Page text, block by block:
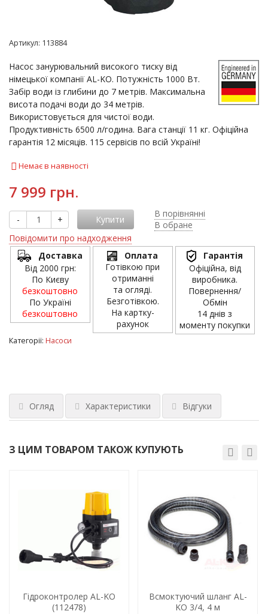
Артикул: 113884
Насос занурювальний високого тиску від
німецької компанії AL-KO. Потужність 1000 Вт.
Забір води із глибини до 7 метрів. Максимальна
висота подачі води до 34 метрів.
Використовується для чистої води.
Продуктивність 6500 л/година. Вага станції 11 кг. Офіційна
гарантія 12 місяців. 115 сервісів по всій Україні!
Немає в наявності
7 999 грн.
- +
Купити
Повідомити про надходження
В порівнянні
В обране
Доставка
Від 2000 грн:
По Києву
безкоштовно
По Україні
безкоштовно
Оплата
Готівкою при
отриманні
та огляді.
Безготівкою.
На картку-
рахунок
Гарантія
Офіційна, від
виробника.
Повернення/
Обмін
14 днів з
моменту покупки
Категорії: Насоси
Огляд Характеристики Відгуки
З ЦИМ ТОВАРОМ ТАКОЖ КУПУЮТЬ
Гідроконтролер AL-KO
(112478)
Всмоктуючий шланг AL-
KO 3/4, 4 м